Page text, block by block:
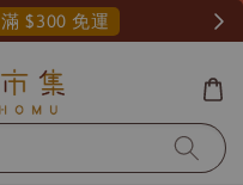
滿 $300 免運